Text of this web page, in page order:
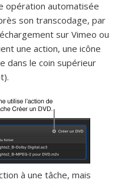
opération automatisée
son transcodage, par
sur Vimeo ou
une action, une icône
dans le coin supérieur
à une tâche, mais